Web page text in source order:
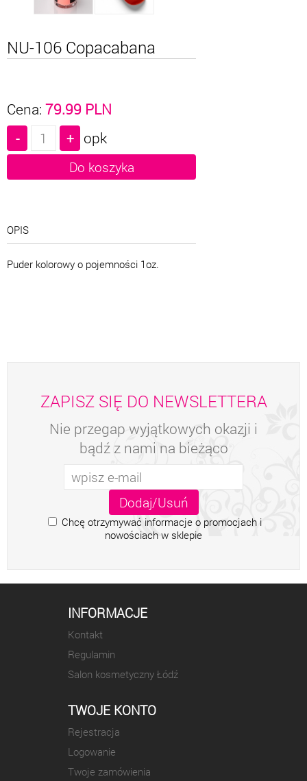
NU-106 Copacabana
Cena: 79.99 PLN
opk
OPIS
Puder kolorowy o pojemności 1oz.
ZAPISZ SIĘ DO NEWSLETTERA
Nie przegap wyjątkowych okazji i
bądź z nami na bieżąco
Chcę otrzymywać informacje o promocjach i
nowościach w sklepie
INFORMACJE
Kontakt
Regulamin
Salon kosmetyczny Łódź
TWOJE KONTO
Rejestracja
Logowanie
Twoje zamówienia